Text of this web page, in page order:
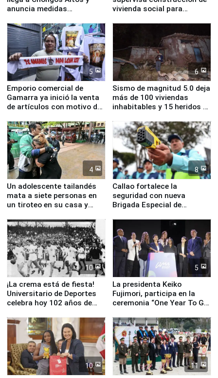
anuncia medidas
educación, salud y empleo
vivienda social para
5
Emporio comercial de
Gamarra ya inició la venta
de artículos con motivo de
6
Sismo de magnitud 5.0 deja
más de 100 viviendas
inhabitables y 15 heridos en
4
Un adolescente tailandés
mata a siete personas en
un tiroteo en su casa y
8
Callao fortalece la
seguridad con nueva
Brigada Especial de
equipamiento para
Serenazgo
10
¡La crema está de fiesta!
Universitario de Deportes
celebra hoy 102 años de
5
La presidenta Keiko
Fujimori, participa en la
ceremonia “One Year To Go
10 11